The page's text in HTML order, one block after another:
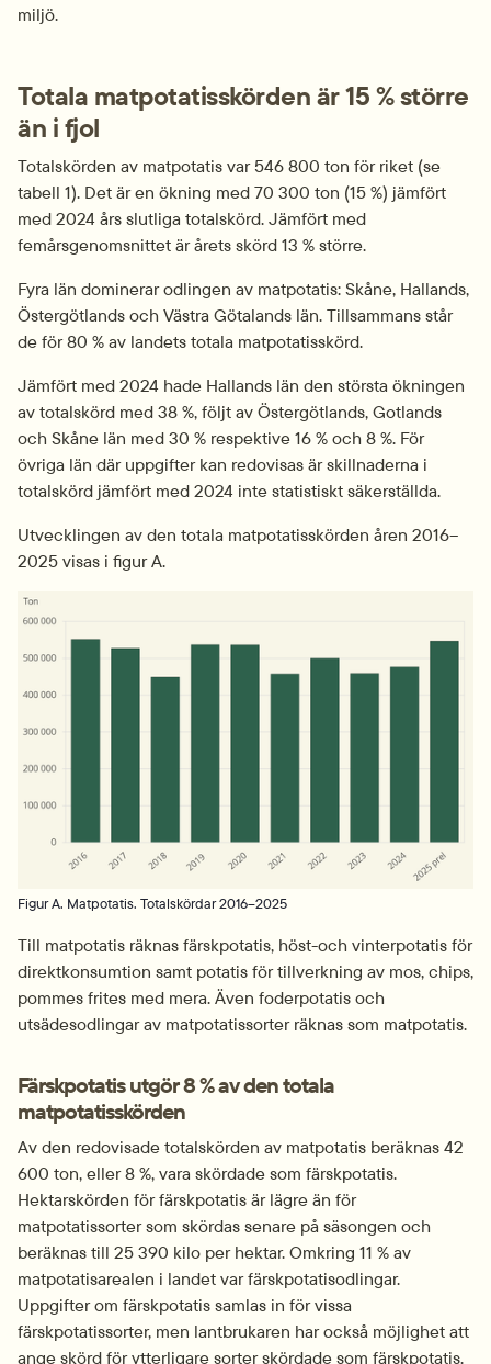
miljö.
Totala matpotatisskörden är 15 % större
än i fjol
Totalskörden av matpotatis var 546 800 ton för riket (se
tabell 1). Det är en ökning med 70 300 ton (15 %) jämfört
med 2024 års slutliga totalskörd. Jämfört med
femårsgenomsnittet är årets skörd 13 % större.
Fyra län dominerar odlingen av matpotatis: Skåne, Hallands,
Östergötlands och Västra Götalands län. Tillsammans står
de för 80 % av landets totala matpotatisskörd.
Jämfört med 2024 hade Hallands län den största ökningen
av totalskörd med 38 %, följt av Östergötlands, Gotlands
och Skåne län med 30 % respektive 16 % och 8 %. För
övriga län där uppgifter kan redovisas är skillnaderna i
totalskörd jämfört med 2024 inte statistiskt säkerställda.
Utvecklingen av den totala matpotatisskörden åren 2016–
2025 visas i figur A.
Figur A. Matpotatis. Totalskördar 2016–2025
Till matpotatis räknas färskpotatis, höst-och vinterpotatis för
direktkonsumtion samt potatis för tillverkning av mos, chips,
pommes frites med mera. Även foderpotatis och
utsädesodlingar av matpotatissorter räknas som matpotatis.
Färskpotatis utgör 8 % av den totala
matpotatisskörden
Av den redovisade totalskörden av matpotatis beräknas 42
600 ton, eller 8 %, vara skördade som färskpotatis.
Hektarskörden för färskpotatis är lägre än för
matpotatissorter som skördas senare på säsongen och
beräknas till 25 390 kilo per hektar. Omkring 11 % av
matpotatisarealen i landet var färskpotatisodlingar.
Uppgifter om färskpotatis samlas in för vissa
färskpotatissorter, men lantbrukaren har också möjlighet att
ange skörd för ytterligare sorter skördade som färskpotatis.